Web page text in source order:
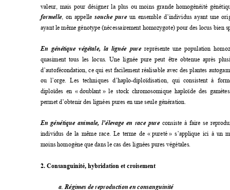
valeur, mais pour désigner la plus ou moins grande homogénéité
formelle, on appelle souche pure un ensemble d’individus ayant une
ayant le même génotype (nécessairement homozygote) pour des locus bien
En génétique végétale, la lignée pure représente une population
quasiment tous les locus. Une lignée pure peut être obtenue après
d’autofécondation, ce qui est facilement réalisable avec des plantes
ou l’orge. Les techniques d’haplo-diploïdisation, qui consistent à
diploïdes en « doublant » le stock chromosomique haploïde des gam
permet d’obtenir des lignées pures en une seule génération.
En génétique animale, l’élevage en race pure consiste à faire se
individus de la même race. Le terme de « pureté » s’applique ici à un
moins homogène que dans le cas des lignées pures végétales.
2. Consanguinité, hybridation et croisement
a. Régimes de reproduction en consanguinité